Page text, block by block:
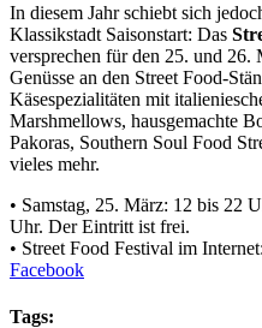
In diesem Jahr schiebt sich
Klassikstadt Saisonstart: Das
versprechen für den 25. und 26.
Genüsse an den Street Food-
Käsespezialitäten mit
Marshmellows, hausgemachte
Pakoras, Southern Soul Food
vieles mehr.
• Samstag, 25. März: 12 bis 22
Uhr. Der Eintritt ist frei.
• Street Food Festival im Internet:
Facebook
Tags: